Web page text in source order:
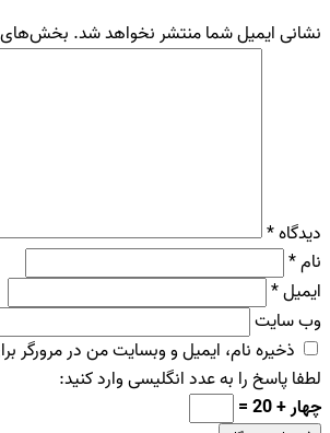
نشانی ایمیل شما منتشر نخواهد شد. بخش‌های
دیدگاه*
نام*
ایمیل*
وب‌ سایت
ذخیره نام، ایمیل و وبسایت من در مرورگر
لطفا پاسخ را به عدد انگلیسی وارد کنید:
چهار + 20 =